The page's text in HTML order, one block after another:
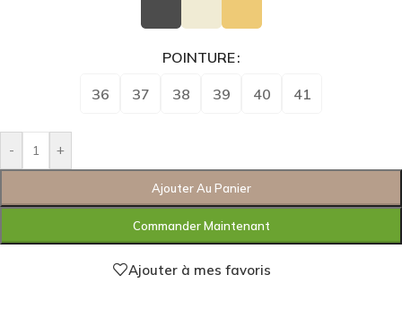
POINTURE
36 37 38 39 40 41
- +
Ajouter Au Panier
Commander Maintenant
Ajouter à mes favoris